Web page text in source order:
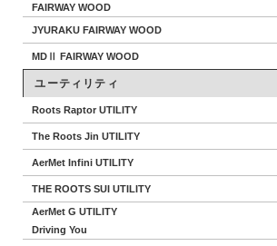
FAIRWAY WOOD
JYURAKU FAIRWAY WOOD
MDⅡ FAIRWAY WOOD
ユーティリティ
Roots Raptor UTILITY
The Roots Jin UTILITY
AerMet Infini UTILITY
THE ROOTS SUI UTILITY
AerMet G UTILITY
Driving You